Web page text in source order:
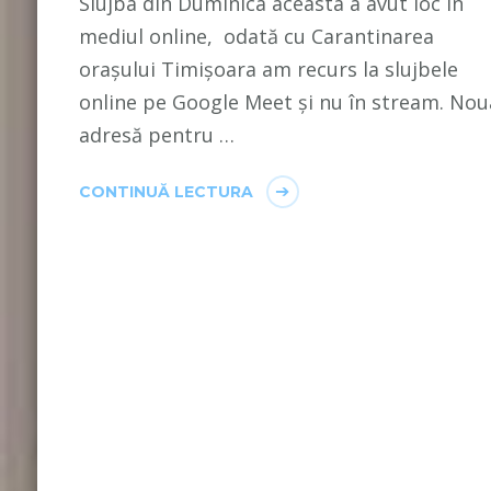
mediul online, odată cu Carantinarea
orașului Timișoara am recurs la slujbele
online pe Google Meet și nu în stream.
adresă pentru …
CONTINUĂ LECTURA